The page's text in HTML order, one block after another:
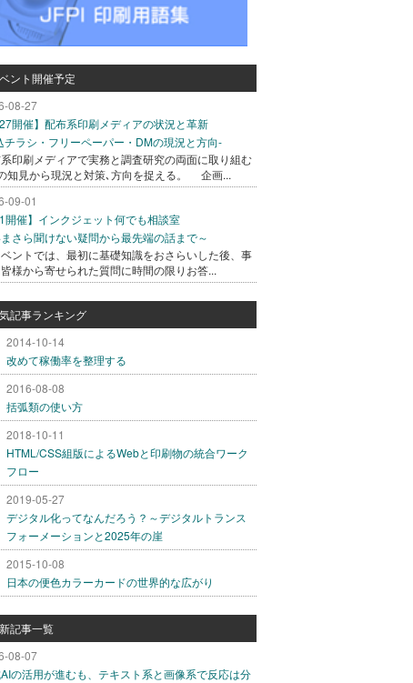
ント開催予定
08-27
27開催】配布系印刷メディアの状況と革新
チラシ・フリーペーパー・DMの現況と方向-
印刷メディアで実務と調査研究の両面に取り組む
知見から現況と対策､方向を捉える。 企画...
09-01
1開催】インクジェット何でも相談室
さら聞けない疑問から最先端の話まで～
ントでは、最初に基礎知識をおさらいした後、事
様から寄せられた質問に時間の限りお答...
記事ランキング
2014-10-14
改めて稼働率を整理する
2016-08-08
括弧類の使い方
2018-10-11
HTML/CSS組版によるWebと印刷物の統合ワーク
フロー
2019-05-27
デジタル化ってなんだろう？～デジタルトランス
フォーメーションと2025年の崖
2015-10-08
日本の便色カラーカードの世界的な広がり
記事一覧
08-07
の活用が進むも、テキスト系と画像系で反応は分